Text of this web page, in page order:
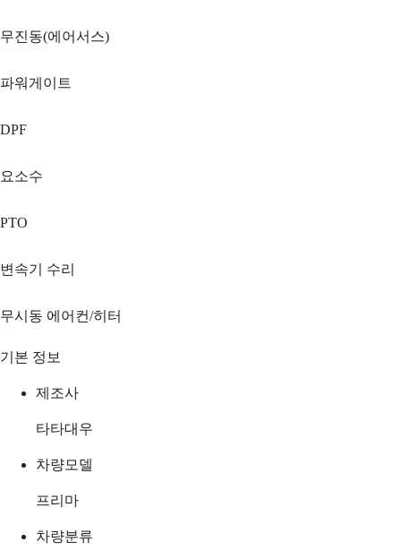
무진동(에어서스)
파워게이트
DPF
요소수
PTO
변속기 수리
무시동 에어컨/히터
기본 정보
제조사
타타대우
차량모델
프리마
차량분류